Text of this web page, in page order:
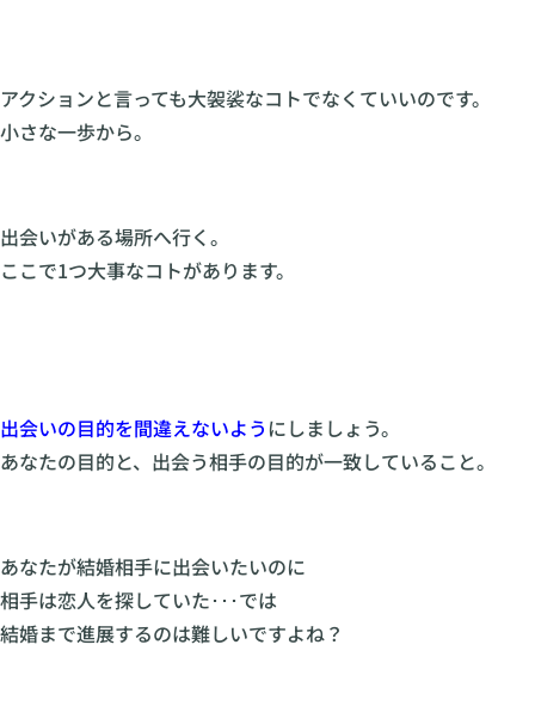
アクションと言っても大袈裟なコトでなくていいのです。
小さな一歩から。
出会いがある場所へ行く。
ここで1つ大事なコトがあります。
出会いの目的を間違えないようにしましょう。
あなたの目的と、出会う相手の目的が一致していること。
あなたが結婚相手に出会いたいのに
相手は恋人を探していた･･･では
結婚まで進展するのは難しいですよね？